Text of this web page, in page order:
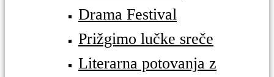
Drama Festival
Prižgimo lučke sreče
Literarna potovanja z